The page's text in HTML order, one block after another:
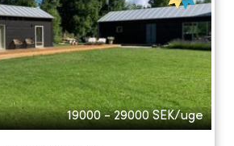
19000 - 29000 SEK/uge